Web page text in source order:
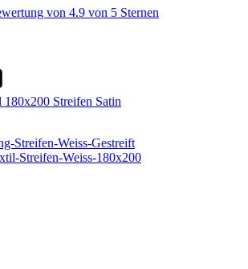
von 4.9 von 5 Sternen
Streifen Satin